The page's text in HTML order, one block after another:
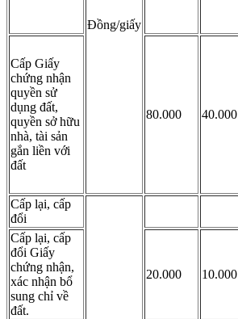
Đồng/giấy
Cấp Giấy
chứng nhận
quyền sử
dụng đất,
quyền sở hữu
nhà, tài sản
gắn liền với
đất
80.000 40.000
Cấp lại, cấp
đổi
Cấp lại, cấp
đổi Giấy
chứng nhận,
xác nhận bổ
sung chỉ về
đất.
20.000 10.000